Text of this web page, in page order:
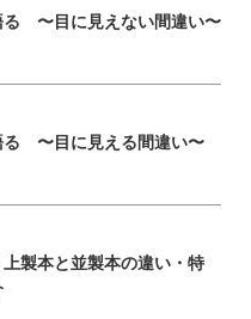
〜目に見えない間違い〜
〜目に見える間違い〜
製本と並製本の違い・特